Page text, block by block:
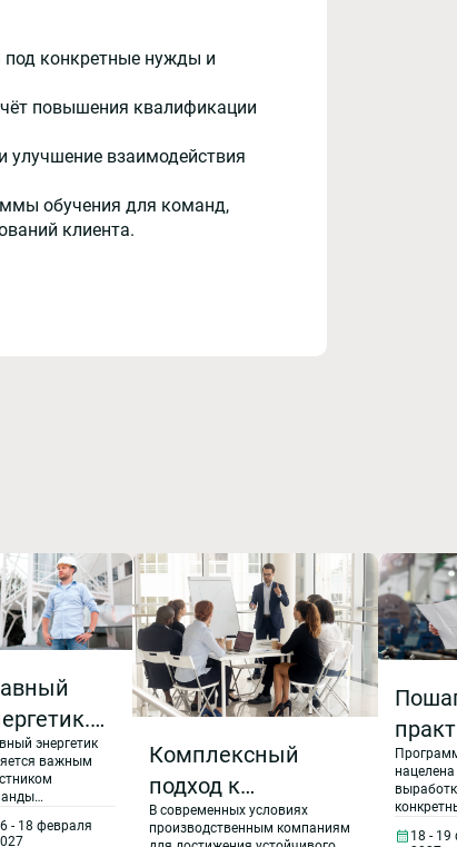
конкретные нужды и
повышения квалификации
улучшение взаимодействия
обучения для команд,
клиента.
энергетик
важным
- 18 февраля
Комплексный
подход к
внедрению и
В современных условиях
производственным компаниям
норм
18 - 19